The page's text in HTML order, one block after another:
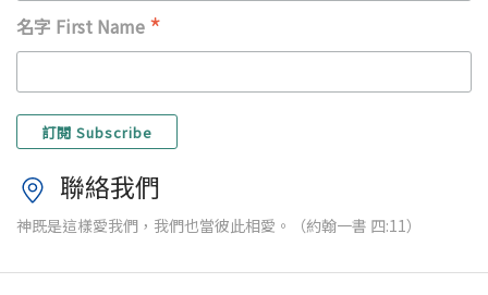
名字 First Name *
聯絡我們
神既是這樣愛我們，我們也當彼此相愛。（約翰一書 四:11）